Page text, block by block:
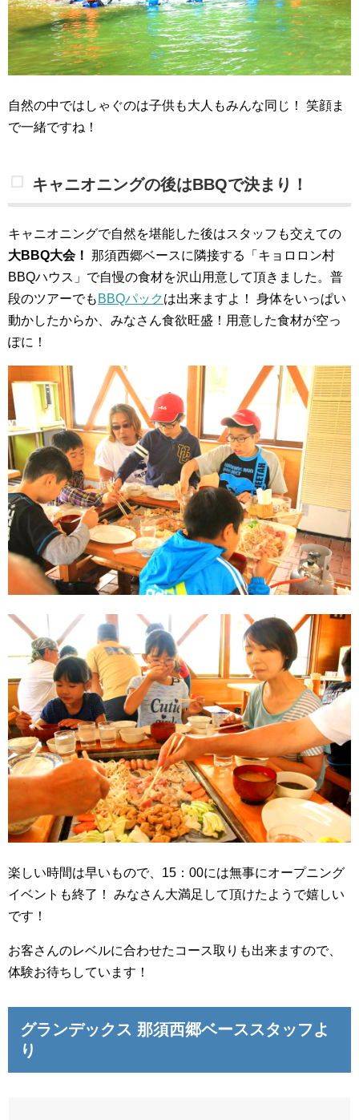
自然の中ではしゃぐのは子供も大人もみんな同じ！
笑顔ま
で一緒ですね！
キャニオニングの後はBBQで決まり！
キャニオニングで自然を堪能した後はスタッフも交えての
大BBQ大会！ 那須西郷ベースに隣接する「キョロロン村
BBQハウス」で自慢の食材を沢山用意して頂きました。普
段のツアーでも BBQパック は出来ますよ！
身体をいっぱい
動かしたからか、みなさん食欲旺盛！用意した食材が空っ
ぽに！
楽しい時間は早いもので、15：00には無事にオープニング
イベントも終了！
みなさん大満足して頂けたようで嬉しい
です！
お客さんのレベルに合わせたコース取りも出来ますので、
体験お待ちしています！
グランデックス 那須西郷ベーススタッフよ
り